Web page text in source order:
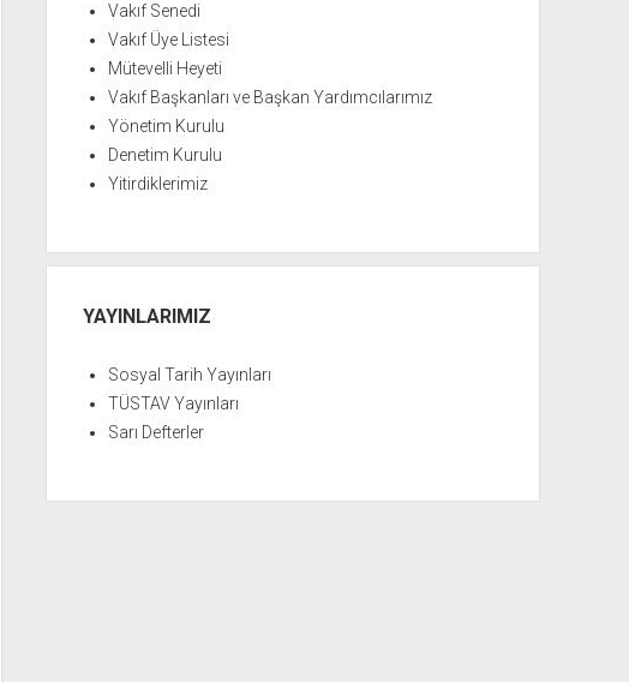
Vakıf Senedi
Vakıf Üye Listesi
Mütevelli Heyeti
Vakıf Başkanları ve Başkan Yardımcılarımız
Yönetim Kurulu
Denetim Kurulu
Yitirdiklerimiz
YAYINLARIMIZ
Sosyal Tarih Yayınları
TÜSTAV Yayınları
Sarı Defterler